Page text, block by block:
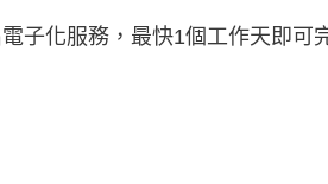
子化服務，最快1個工作天即可